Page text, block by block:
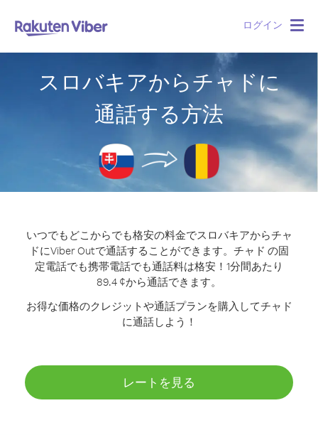
ログイン
スロバキアからチャドに
通話する方法
いつでもどこからでも格安の料金でスロバキアからチャ
ドにViber Outで通話することができます。 チャド の固
定電話でも携帯電話でも通話料は格安！1分間あたり
89.4 ¢から通話できます。
お得な価格のクレジットや通話プランを購入してチャド
に通話しよう！
レートを見る